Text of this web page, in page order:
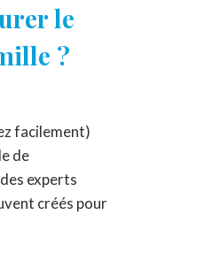
le
?
facilement)
de
experts
créés pour